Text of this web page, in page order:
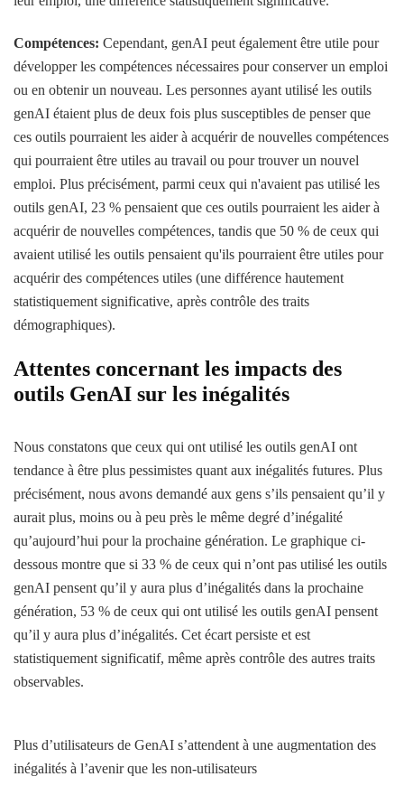
Compétences: Cependant, genAI peut également être utile pour
développer les compétences nécessaires pour conserver un emploi
ou en obtenir un nouveau. Les personnes ayant utilisé les outils
genAI étaient plus de deux fois plus susceptibles de penser que
ces outils pourraient les aider à acquérir de nouvelles compétences
qui pourraient être utiles au travail ou pour trouver un nouvel
emploi. Plus précisément, parmi ceux qui n'avaient pas utilisé les
outils genAI, 23 % pensaient que ces outils pourraient les aider à
acquérir de nouvelles compétences, tandis que 50 % de ceux qui
avaient utilisé les outils pensaient qu'ils pourraient être utiles pour
acquérir des compétences utiles (une différence hautement
statistiquement significative, après contrôle des traits
démographiques).
Attentes concernant les impacts des
outils GenAI sur les inégalités
Nous constatons que ceux qui ont utilisé les outils genAI ont
tendance à être plus pessimistes quant aux inégalités futures. Plus
précisément, nous avons demandé aux gens s’ils pensaient qu’il y
aurait plus, moins ou à peu près le même degré d’inégalité
qu’aujourd’hui pour la prochaine génération. Le graphique ci-
dessous montre que si 33 % de ceux qui n’ont pas utilisé les outils
genAI pensent qu’il y aura plus d’inégalités dans la prochaine
génération, 53 % de ceux qui ont utilisé les outils genAI pensent
qu’il y aura plus d’inégalités. Cet écart persiste et est
statistiquement significatif, même après contrôle des autres traits
observables.
Plus d’utilisateurs de GenAI s’attendent à une augmentation des
inégalités à l’avenir que les non-utilisateurs